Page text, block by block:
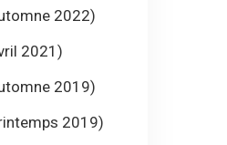
2022)
2021)
2019)
2019)